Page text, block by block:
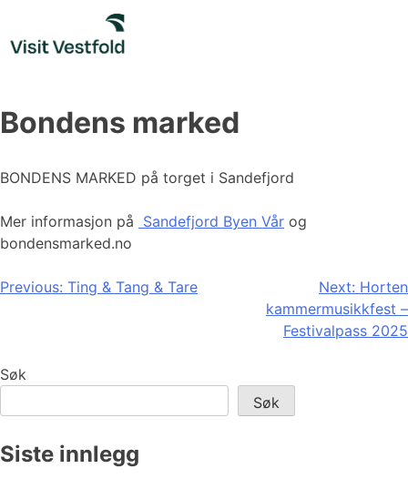
content
Bondens marked
BONDENS MARKED på torget i Sandefjord
Mer informasjon på Sandefjord Byen Vår og
bondensmarked.no
Innleggsnavigasjon
Previous: Ting & Tang & Tare Next: Horten
kammermusikkfest –
Festivalpass 2025
Søk
Søk
Siste innlegg